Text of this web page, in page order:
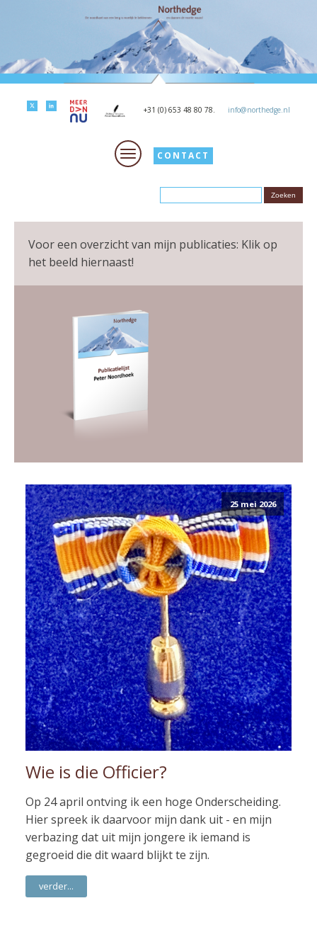
+31 (0) 653 48 80 78. info@northedge.nl
CONTACT
Voor een overzicht van mijn publicaties: Klik op
het beeld hiernaast!
25 mei 2026
Wie is die Officier?
Op 24 april ontving ik een hoge Onderscheiding.
Hier spreek ik daarvoor mijn dank uit - en mijn
verbazing dat uit mijn jongere ik iemand is
gegroeid die dit waard blijkt te zijn.
verder...